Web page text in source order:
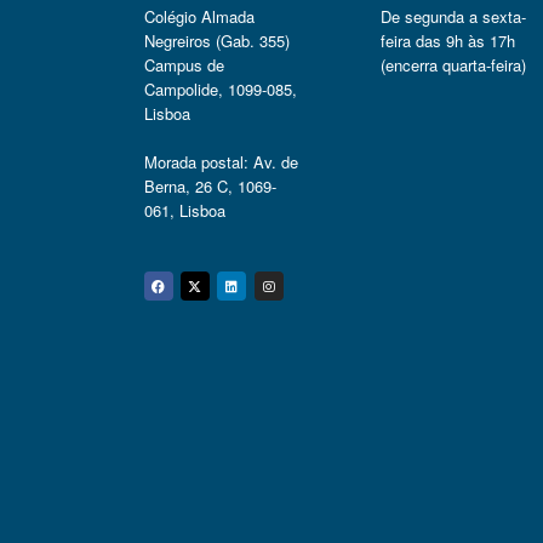
Colégio Almada
Negreiros (Gab. 355)
Campus de
Campolide, 1099-085,
Lisboa
Morada postal: Av. de
Berna, 26 C, 1069-
061, Lisboa
Facebook
Twitter
Linkedin
Instagram
De segunda a sexta-
feira das 9h às 17h
(encerra quarta-feira)